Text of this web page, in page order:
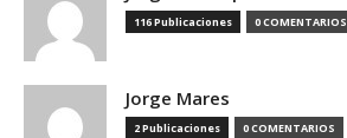
116 Publicaciones 0 COMENTARIOS
Jorge Mares
2 Publicaciones 0 COMENTARIOS